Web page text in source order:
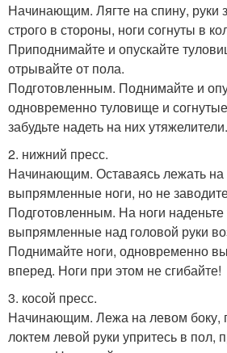
Начинающим. Лягте на спину, руки
строго в стороны, ноги согнуты в
Приподнимайте и опускайте
отрывайте от пола.
Подготовленным. Поднимайте и
одновременно туловище и
забудьте надеть на них утяжелители.
2. нижний пресс.
Начинающим. Оставаясь лежать на
выпрямленные ноги, но не
Подготовленным. На ноги наденьте
выпрямленные над головой руки
Поднимайте ноги, одновременно
вперед. Ноги при этом не сгибайте!
3. косой пресс.
Начинающим. Лежа на левом боку,
локтем левой руки упритесь в пол,